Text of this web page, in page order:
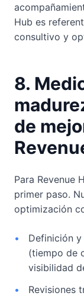
Hub es
consultivo y
8.
de
Para Revenue
primer paso.
optimización
•
Definición y
(tiempo de
visibilidad
•
Revisiones